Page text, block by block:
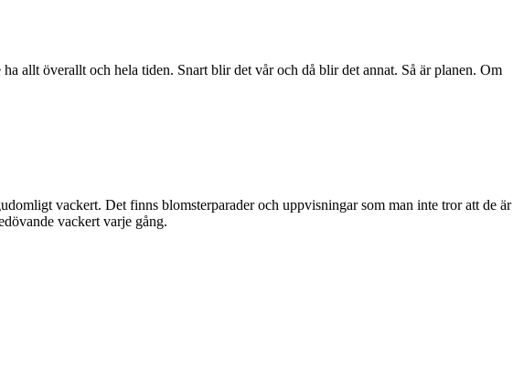
allt överallt och hela tiden. Snart blir det vår och då blir det annat. Så är planen. Om
vackert. Det finns blomsterparader och uppvisningar som man inte tror att de är
vackert varje gång.